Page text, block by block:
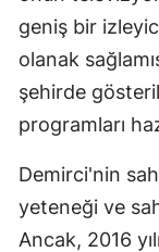
geniş bir
olanak
şehirde
programları
Demirci'nin
yeteneği ve
Ancak, 2016